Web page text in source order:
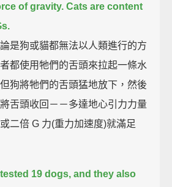
of gravity. Cats are content
是狗或貓都無法以人類進行的方
都使用牠們的舌頭來拉起一條水
狗將牠們的舌頭猛地放下，然後
舌頭收回－－多達地心引力力量
二倍 G 力(重力加速度)就滿足
19 dogs, and they also